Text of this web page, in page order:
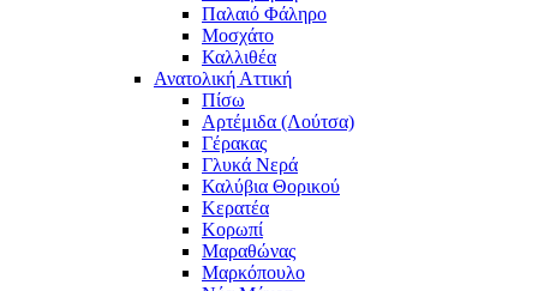
Παλαιό Φάληρο
Μοσχάτο
Καλλιθέα
Ανατολική Αττική
Πίσω
Αρτέμιδα (Λούτσα)
Γέρακας
Γλυκά Νερά
Καλύβια Θορικού
Κερατέα
Κορωπί
Μαραθώνας
Μαρκόπουλο